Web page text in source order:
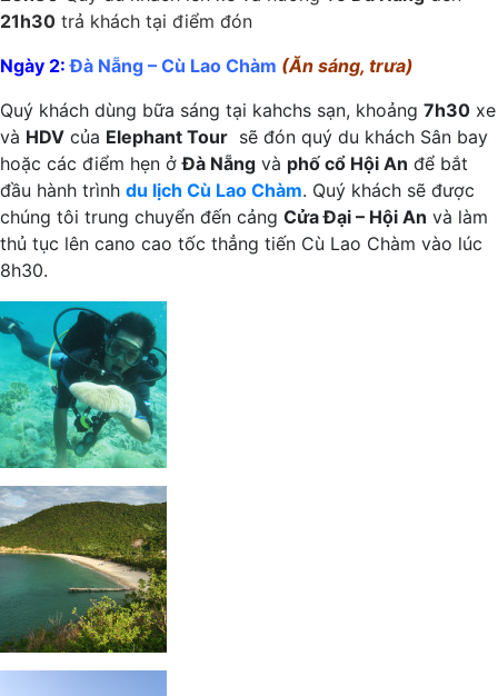
21h30 trả khách tại điểm đón
Ngày 2:Đà Nẵng – Cù Lao Chàm (Ăn sáng, trưa)
Quý khách dùng bữa sáng tại kahchs sạn, khoảng 7h30 xe
và HDV của Elephant Tour sẽ đón quý du khách Sân bay
hoặc các điểm hẹn ởĐà Nẵng và phố cổ Hội An để bắt
đầu hành trình du lịch Cù Lao Chàm. Quý khách sẽ được
chúng tôi trung chuyển đến cảng Cửa Đại – Hội An và làm
thủ tục lên cano cao tốc thẳng tiến Cù Lao Chàm vào lúc
8h30.